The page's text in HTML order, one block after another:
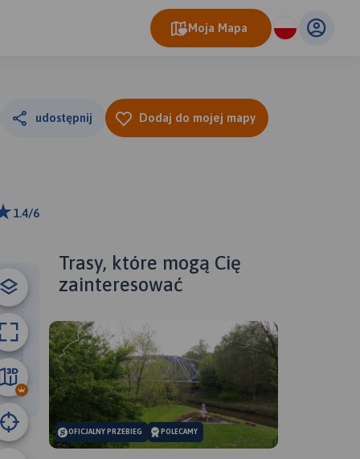
Moja Mapa
udostępnij Dodaj do mojej mapy
1.4/6
B
67 km
Trasy, które mogą Cię
zainteresować
OFICJALNY PRZEBIEG POLECAMY